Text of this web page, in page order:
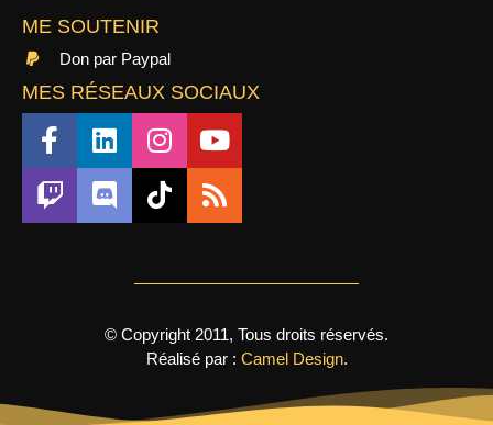
ME SOUTENIR
Don par Paypal
MES RÉSEAUX SOCIAUX
© Copyright 2011, Tous droits réservés.
Réalisé par : Camel Design.